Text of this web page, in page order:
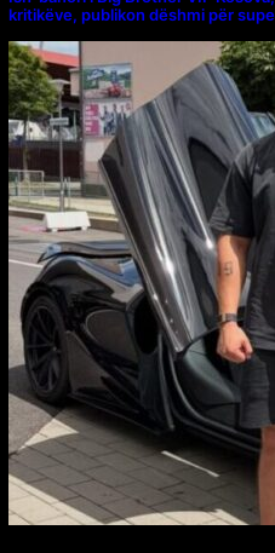
kritikëve, publikon dëshmi për